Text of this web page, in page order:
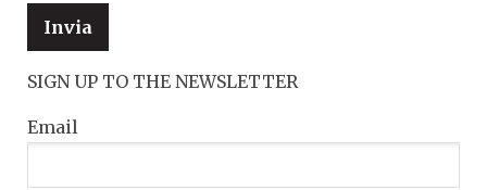
SIGN UP TO THE NEWSLETTER
Email